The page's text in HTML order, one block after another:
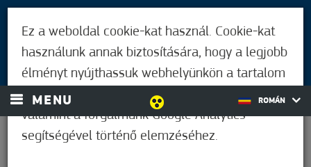
AUTENTIFICARE
MENU ROMÁN
Ez a weboldal cookie-kat használ. Cookie-kat
használunk annak biztosítására, hogy a legjobb
élményt nyújthassuk webhelyünkön a tartalom
és a hirdetések személyre szabásához,
valamint a forgalmunk Google Analytics
segítségével történő elemzéséhez.